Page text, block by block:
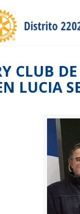
CLUB
LUCIA